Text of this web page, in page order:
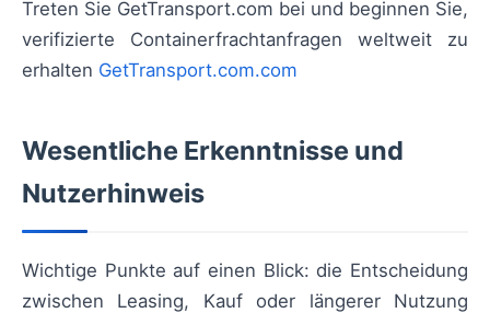
Treten Sie GetTransport.com bei und beginnen Sie,
verifizierte Containerfrachtanfragen weltweit zu
erhalten GetTransport.com.com
Wesentliche Erkenntnisse und
Nutzerhinweis
Wichtige Punkte auf einen Blick: die Entscheidung
zwischen Leasing, Kauf oder längerer Nutzung